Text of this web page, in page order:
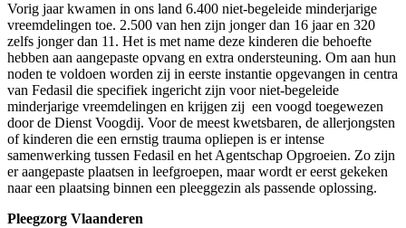
Vorig jaar kwamen in ons land 6.400 niet-begeleide minderjarige
vreemdelingen toe. 2.500 van hen zijn jonger dan 16 jaar en 320
zelfs jonger dan 11. Het is met name deze kinderen die behoefte
hebben aan aangepaste opvang en extra ondersteuning. Om aan hun
noden te voldoen worden zij in eerste instantie opgevangen in centra
van Fedasil die specifiek ingericht zijn voor niet-begeleide
minderjarige vreemdelingen en krijgen zij een voogd toegewezen
door de Dienst Voogdij. Voor de meest kwetsbaren, de allerjongsten
of kinderen die een ernstig trauma opliepen is er intense
samenwerking tussen Fedasil en het Agentschap Opgroeien. Zo zijn
er aangepaste plaatsen in leefgroepen, maar wordt er eerst gekeken
naar een plaatsing binnen een pleeggezin als passende oplossing.
Pleegzorg Vlaanderen